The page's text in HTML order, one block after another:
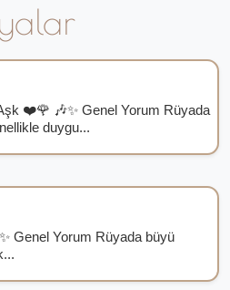
❤️🌹 🎶✨ Genel Yorum Rüyada
duygu...
Genel Yorum Rüyada büyü